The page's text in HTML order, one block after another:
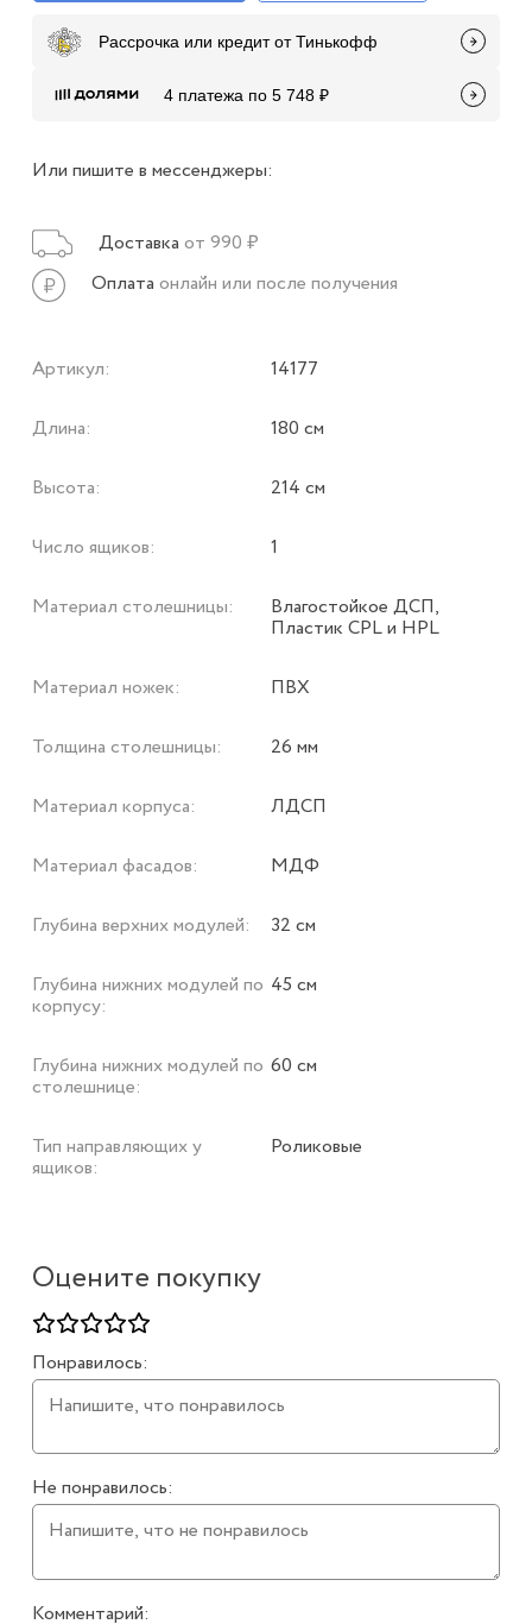
Оцените покупку
Понравилось:
Не понравилось:
Комментарий:
Рассрочка или кредит от Тинькофф
4 платежа по 5 748 ₽
Или пишите в мессенджеры:
Доставка от 990 ₽
Оплата онлайн или после получения
Артикул: 14177
Длина: 180 см
Высота: 214 см
Число ящиков: 1
Материал столешницы: Влагостойкое ДСП,
Пластик CPL и HPL
Материал ножек: ПВХ
Толщина столешницы: 26 мм
Материал корпуса: ЛДСП
Материал фасадов: МДФ
Глубина верхних модулей: 32 см
Глубина нижних модулей по
корпусу:
45 см
Глубина нижних модулей по
столешнице:
60 см
Тип направляющих у
ящиков:
Роликовые